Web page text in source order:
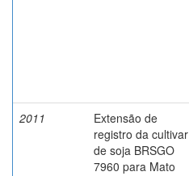
2011
Extensão de
registro da cultivar
de soja BRSGO
7960 para Mato